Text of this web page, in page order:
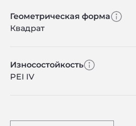
Геометрическая форма
Квадрат
Износостойкость
PEI IV